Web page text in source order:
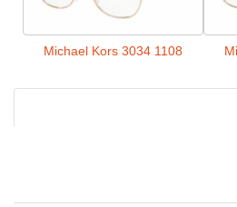
Michael Kors 3034 1108